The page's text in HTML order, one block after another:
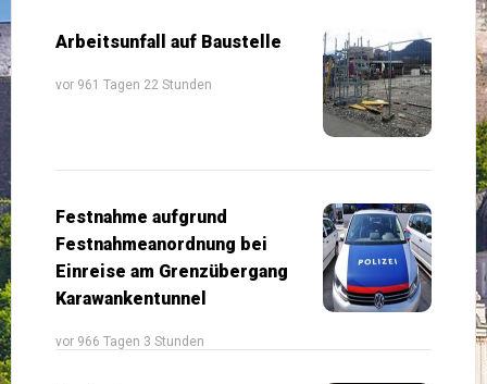
Arbeitsunfall auf Baustelle
vor 961 Tagen 22 Stunden
Festnahme aufgrund
Festnahmeanordnung bei
Einreise am Grenzübergang
Karawankentunnel
vor 966 Tagen 3 Stunden